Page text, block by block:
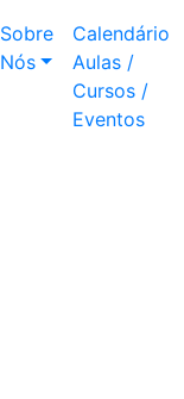
Sobre
Nós
Calendário
Aulas /
Cursos /
Eventos